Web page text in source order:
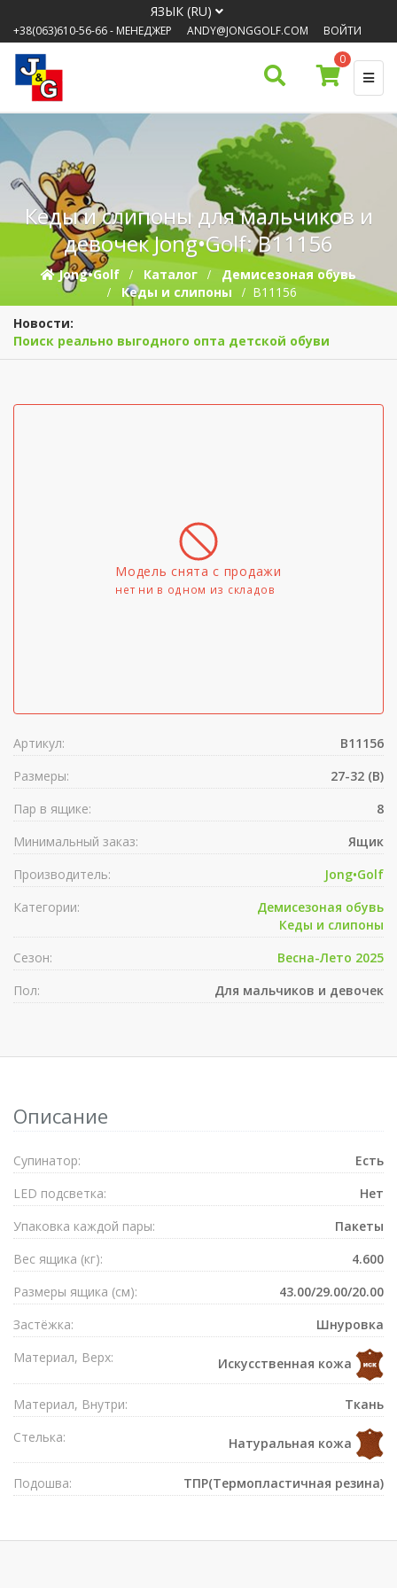
ЯЗЫК (RU)
+38(063)610-56-66- МЕНЕДЖЕР ANDY@JONGGOLF.COM
ВОЙТИ
0
Кеды и слипоны для мальчиков и
девочек Jong•Golf: B11156
Jong•Golf Каталог
Демисезоная обувь
Кеды и слипоны
B11156
Новости:
Поиск реально выгодного опта детской обуви
Модель снята с продажи
нет ни в одном из складов
Артикул:
B11156
Размеры:
27-32 (B)
Пар в ящике:
8
Минимальный заказ:
Ящик
Производитель:
Jong•Golf
Категории:
Демисезоная обувь
Кеды и слипоны
Сезон:
Весна-Лето 2025
Пол:
Для мальчиков и девочек
Описание
Супинатор:
Есть
LED подсветка:
Нет
Упаковка каждой пары:
Пакеты
Вес ящика (кг):
4.600
Размеры ящика (см):
43.00/29.00/20.00
Застёжка:
Шнуровка
Материал, Верх:
Искусственная кожа
Материал, Внутри:
Ткань
Стелька:
Натуральная кожа
Подошва: ТПР(Термопластичная резина)